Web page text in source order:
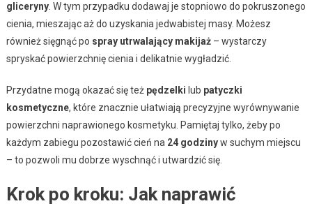
gliceryny. W tym przypadku dodawaj je stopniowo do pokruszonego
cienia, mieszając aż do uzyskania jedwabistej masy. Możesz
również sięgnąć po spray utrwalający makijaż– wystarczy
spryskać powierzchnię cienia i delikatnie wygładzić.
Przydatne mogą okazać się też pędzelki lub patyczki
kosmetyczne, które znacznie ułatwiają precyzyjne wyrównywanie
powierzchni naprawionego kosmetyku. Pamiętaj tylko, żeby po
każdym zabiegu pozostawić cień na 24 godzinyw suchym miejscu
– to pozwoli mu dobrze wyschnąć i utwardzić się.
Krok po kroku: Jak naprawić